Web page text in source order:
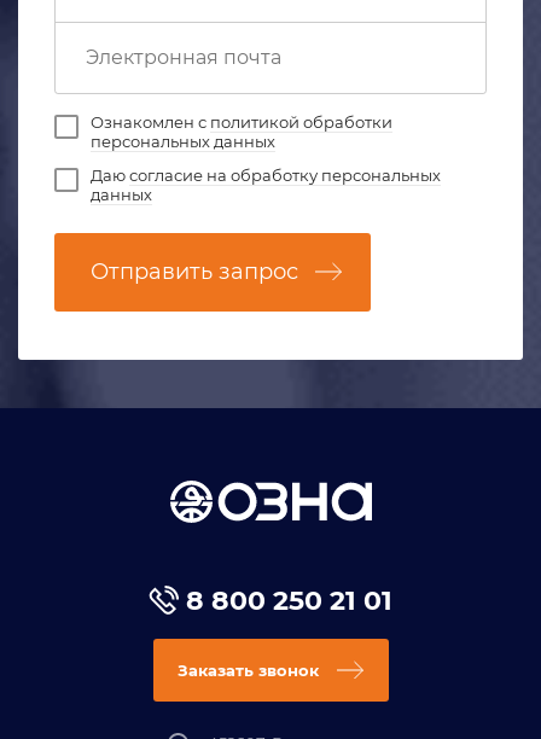
Ознакомлен с политикой обработки
персональных данных
Даюсогласие на обработку персональных
данных
Отправить запрос
8 800 250 21 01
Заказать звонок